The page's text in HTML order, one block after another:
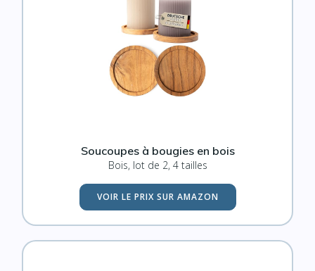
Soucoupes à bougies en bois
Bois, lot de 2, 4 tailles
VOIR LE PRIX SUR AMAZON